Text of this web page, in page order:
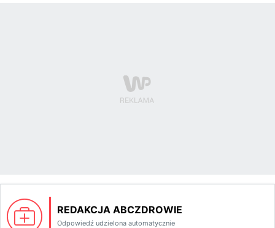
REDAKCJA ABCZDROWIE
Odpowiedź udzielona automatycznie